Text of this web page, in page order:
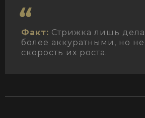
Факт: Стрижка лишь
более аккуратными, но
скорость их роста.